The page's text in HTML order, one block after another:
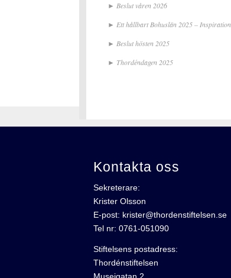
Beslut våren 2026
Ett hållbart Bohuslän 2025 –
Beslut hösten 2025
Thordéndagen 2025
Kontakta oss
Sekreterare:
Krister Olsson
E-post: krister@thordenstiftelsen.se
Tel nr: 0761-051090
Stiftelsens postadress:
Thordénstiftelsen